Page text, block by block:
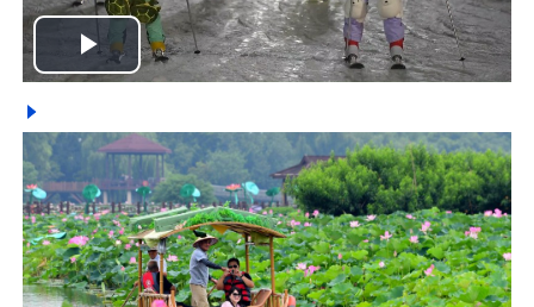
Play
Video